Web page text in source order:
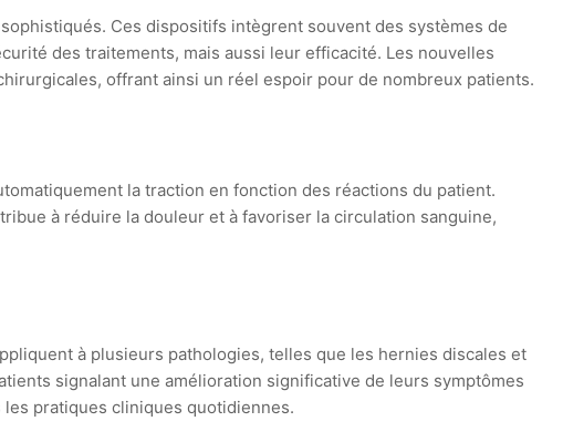
Ces dispositifs intègrent souvent des systèmes de
des traitements, mais aussi leur efficacité. Les nouvelles
offrant ainsi un réel espoir pour de nombreux patients.
la traction en fonction des réactions du patient.
à réduire la douleur et à favoriser la circulation sanguine,
à plusieurs pathologies, telles que les hernies discales et
signalant une amélioration significative de leurs symptômes
pratiques cliniques quotidiennes.